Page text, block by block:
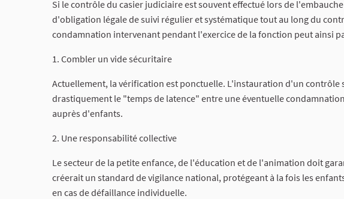
Si le contrôle du casier judiciaire est souvent effectué lors de
d'obligation légale de suivi régulier et systématique tout au long du
condamnation intervenant pendant l'exercice de la fonction peut ainsi
1. Combler un vide sécuritaire
Actuellement, la vérification est ponctuelle. L'instauration d'un contrôle
drastiquement le "temps de latence" entre une éventuelle
auprès d'enfants.
2. Une responsabilité collective
Le secteur de la petite enfance, de l'éducation et de l'animation doit
créerait un standard de vigilance national, protégeant à la fois les
en cas de défaillance individuelle.